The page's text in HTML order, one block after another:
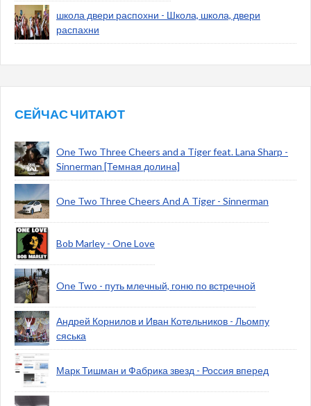
школа двери распохни - Школа, школа, двери
распахни
СЕЙЧАС ЧИТАЮТ
One Two Three Cheers and a Tiger feat. Lana Sharp -
Sinnerman [Темная долина]
One Two Three Cheers And A Tiger - Sinnerman
Bob Marley - One Love
One Two - путь млечный, гоню по встречной
Андрей Корнилов и Иван Котельников - Льомпу
сяська
Марк Тишман и Фабрика звезд - Россия вперед